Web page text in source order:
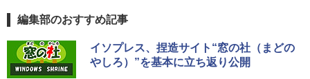
Amazon Kindle - 目に優しい、かさばら
続バッテリー、6インチディスプレイ電子
書籍リーダー、マッチャ、16GB、広告な
し
編集部のおすすめ記事
イソプレス、捏造サイト“窓の社（まどの
やしろ）”を基本に立ち返り公開